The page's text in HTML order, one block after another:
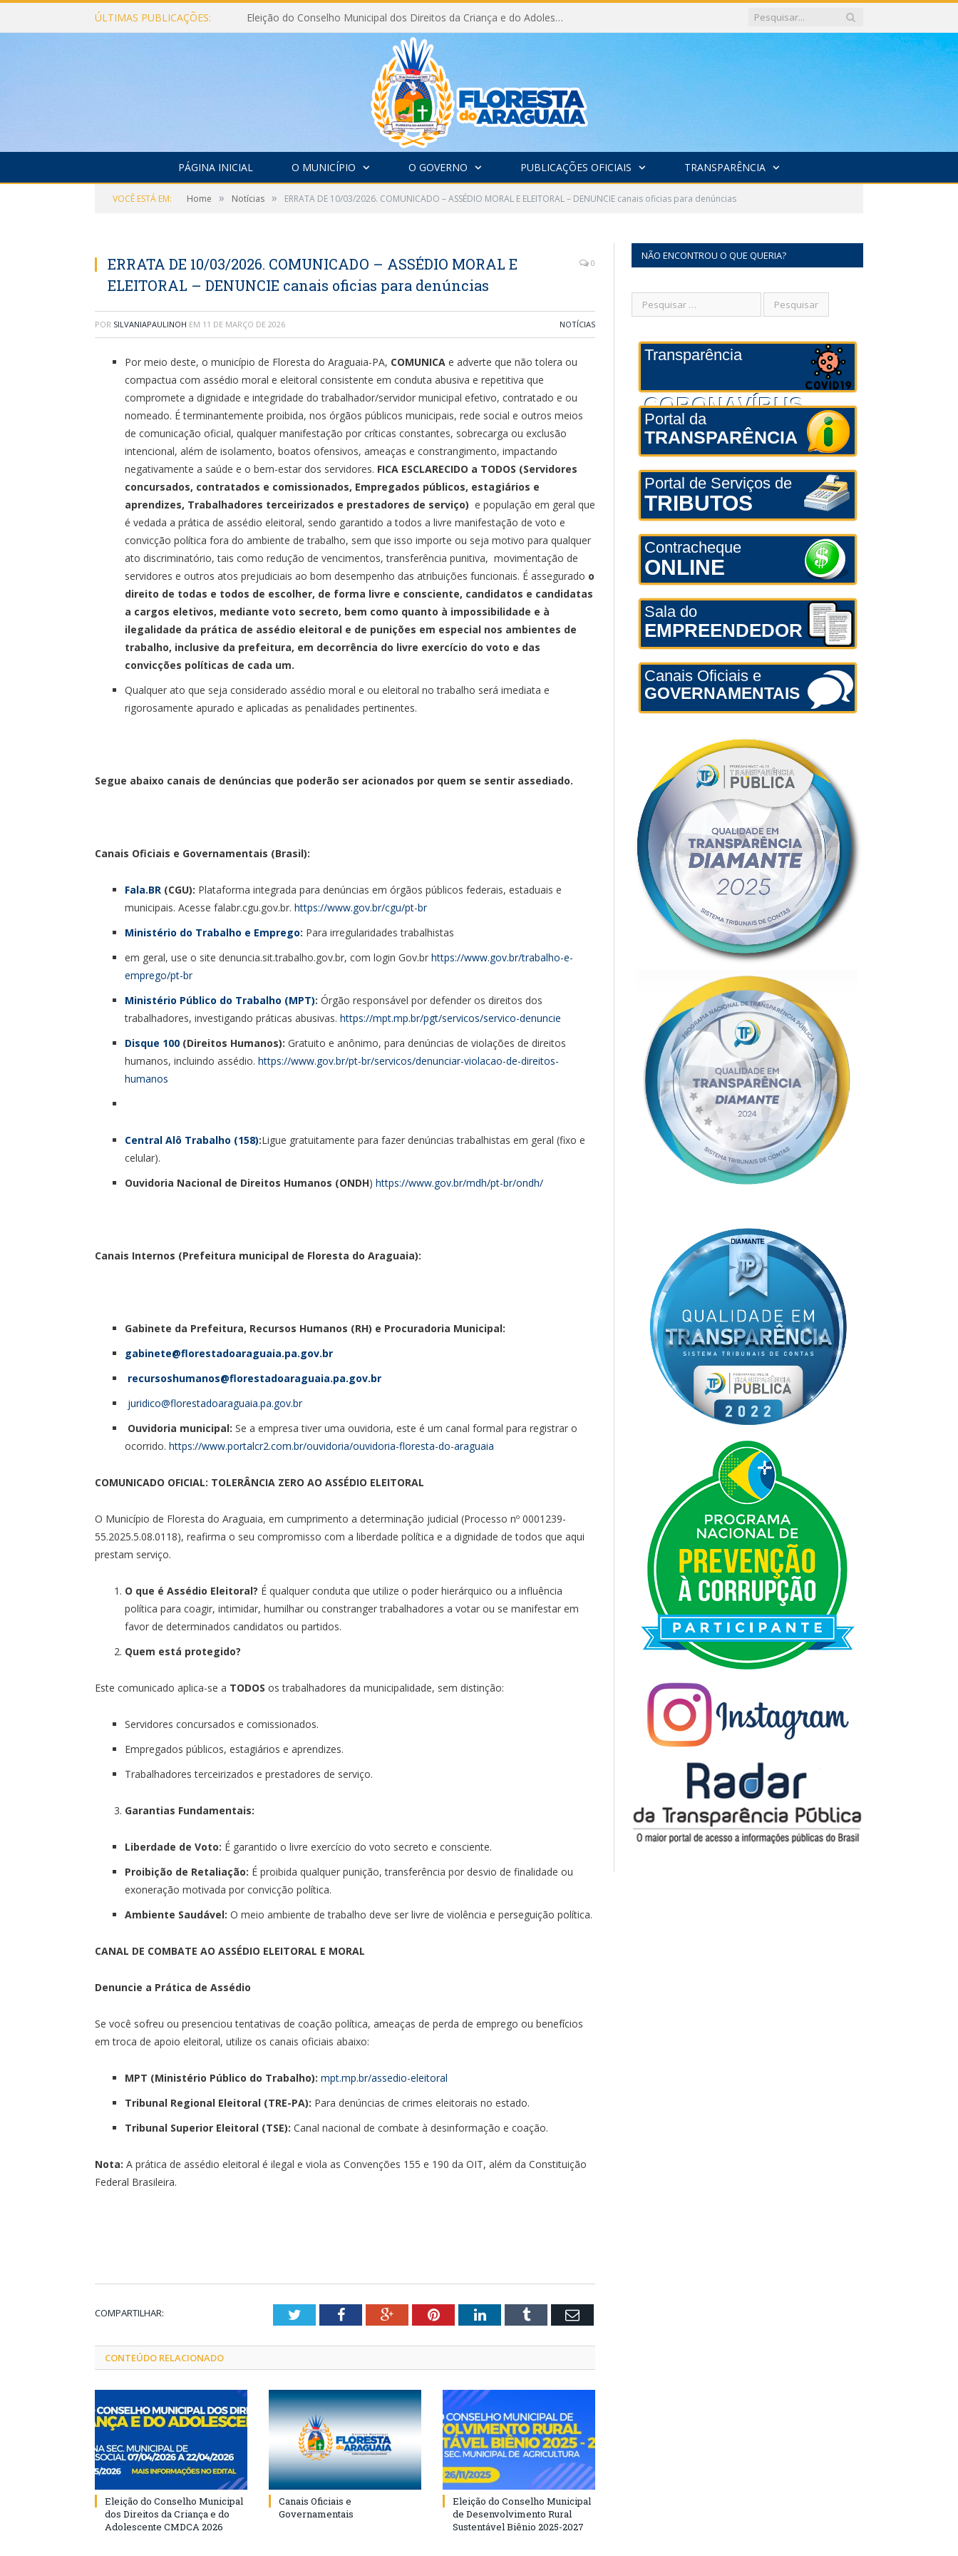
ÚLTIMAS PUBLICAÇÕES: Eleição do Conselho Municipal dos Direitos da Criança e do Adolescente CMDCA 2026
PÁGINA INICIAL O MUNICÍPIO O GOVERNO PUBLICAÇÕES OFICIAIS TRANSPARÊNCIA
VOCÊ ESTÁ EM: Home » Notícias » ERRATA DE 10/03/2026. COMUNICADO – ASSÉDIO MORAL E ELEITORAL – DENUNCIE canais oficias para denúncias
ERRATA DE 10/03/2026. COMUNICADO – ASSÉDIO MORAL E
ELEITORAL – DENUNCIE canais oficias para denúncias
0
POR SILVANIAPAULINOH EM 11 DE MARÇO DE 2026 NOTÍCIAS
Por meio deste, o município de Floresta do Araguaia-PA, COMUNICA e adverte que não tolera ou
compactua com assédio moral e eleitoral consistente em conduta abusiva e repetitiva que
compromete a dignidade e integridade do trabalhador/servidor municipal efetivo, contratado e ou
nomeado. É terminantemente proibida, nos órgãos públicos municipais, rede social e outros meios
de comunicação oficial, qualquer manifestação por críticas constantes, sobrecarga ou exclusão
intencional, além de isolamento, boatos ofensivos, ameaças e constrangimento, impactando
negativamente a saúde e o bem-estar dos servidores. FICA ESCLARECIDO a TODOS (Servidores
concursados, contratados e comissionados, Empregados públicos, estagiários e
aprendizes, Trabalhadores terceirizados e prestadores de serviço) e população em geral que
é vedada a prática de assédio eleitoral, sendo garantido a todos a livre manifestação de voto e
convicção política fora do ambiente de trabalho, sem que isso importe ou seja motivo para qualquer
ato discriminatório, tais como redução de vencimentos, transferência punitiva, movimentação de
servidores e outros atos prejudiciais ao bom desempenho das atribuições funcionais. É assegurado o
direito de todas e todos de escolher, de forma livre e consciente, candidatos e candidatas
a cargos eletivos, mediante voto secreto, bem como quanto à impossibilidade e à
ilegalidade da prática de assédio eleitoral e de punições em especial nos ambientes de
trabalho, inclusive da prefeitura, em decorrência do livre exercício do voto e das
convicções políticas de cada um.
Qualquer ato que seja considerado assédio moral e ou eleitoral no trabalho será imediata e
rigorosamente apurado e aplicadas as penalidades pertinentes.
Segue abaixo canais de denúncias que poderão ser acionados por quem se sentir assediado.
Canais Oficiais e Governamentais (Brasil):
Fala.BR (CGU): Plataforma integrada para denúncias em órgãos públicos federais, estaduais e
municipais. Acesse falabr.cgu.gov.br. https://www.gov.br/cgu/pt-br
Ministério do Trabalho e Emprego: Para irregularidades trabalhistas
em geral, use o site denuncia.sit.trabalho.gov.br, com login Gov.br https://www.gov.br/trabalho-e-
emprego/pt-br
Ministério Público do Trabalho (MPT): Órgão responsável por defender os direitos dos
trabalhadores, investigando práticas abusivas. https://mpt.mp.br/pgt/servicos/servico-denuncie
Disque 100 (Direitos Humanos): Gratuito e anônimo, para denúncias de violações de direitos
humanos, incluindo assédio. https://www.gov.br/pt-br/servicos/denunciar-violacao-de-direitos-
humanos
Central Alô Trabalho (158):Ligue gratuitamente para fazer denúncias trabalhistas em geral (fixo e
celular).
Ouvidoria Nacional de Direitos Humanos (ONDH) https://www.gov.br/mdh/pt-br/ondh/
Canais Internos (Prefeitura municipal de Floresta do Araguaia):
Gabinete da Prefeitura, Recursos Humanos (RH) e Procuradoria Municipal:
gabinete@florestadoaraguaia.pa.gov.br
recursoshumanos@florestadoaraguaia.pa.gov.br
juridico@florestadoaraguaia.pa.gov.br
Ouvidoria municipal: Se a empresa tiver uma ouvidoria, este é um canal formal para registrar o
ocorrido. https://www.portalcr2.com.br/ouvidoria/ouvidoria-floresta-do-araguaia
COMUNICADO OFICIAL: TOLERÂNCIA ZERO AO ASSÉDIO ELEITORAL
O Município de Floresta do Araguaia, em cumprimento a determinação judicial (Processo nº 0001239-
55.2025.5.08.0118), reafirma o seu compromisso com a liberdade política e a dignidade de todos que aqui
prestam serviço.
O que é Assédio Eleitoral? É qualquer conduta que utilize o poder hierárquico ou a influência
política para coagir, intimidar, humilhar ou constranger trabalhadores a votar ou se manifestar em
favor de determinados candidatos ou partidos.
Quem está protegido?
Este comunicado aplica-se a TODOS os trabalhadores da municipalidade, sem distinção:
Servidores concursados e comissionados.
Empregados públicos, estagiários e aprendizes.
Trabalhadores terceirizados e prestadores de serviço.
Garantias Fundamentais:
Liberdade de Voto: É garantido o livre exercício do voto secreto e consciente.
Proibição de Retaliação: É proibida qualquer punição, transferência por desvio de finalidade ou
exoneração motivada por convicção política.
Ambiente Saudável: O meio ambiente de trabalho deve ser livre de violência e perseguição política.
CANAL DE COMBATE AO ASSÉDIO ELEITORAL E MORAL
Denuncie a Prática de Assédio
Se você sofreu ou presenciou tentativas de coação política, ameaças de perda de emprego ou benefícios
em troca de apoio eleitoral, utilize os canais oficiais abaixo:
MPT (Ministério Público do Trabalho): mpt.mp.br/assedio-eleitoral
Tribunal Regional Eleitoral (TRE-PA): Para denúncias de crimes eleitorais no estado.
Tribunal Superior Eleitoral (TSE): Canal nacional de combate à desinformação e coação.
Nota: A prática de assédio eleitoral é ilegal e viola as Convenções 155 e 190 da OIT, além da Constituição
Federal Brasileira.
COMPARTILHAR: TwitterFacebookGoogle+PinterestLinkedInTumblr Email
CONTEÚDO RELACIONADO
Eleição do Conselho Municipal
dos Direitos da Criança e do
Adolescente CMDCA 2026
Canais Oficiais e
Governamentais
Eleição do Conselho Municipal
de Desenvolvimento Rural
Sustentável Biênio 2025-2027
NÃO ENCONTROU O QUE QUERIA?
Transparência
CORONAVÍRUS
Portal da
TRANSPARÊNCIA
Portal de Serviços de
TRIBUTOS
Contracheque
ONLINE
Sala do
EMPREENDEDOR
Canais Oficiais e
GOVERNAMENTAIS